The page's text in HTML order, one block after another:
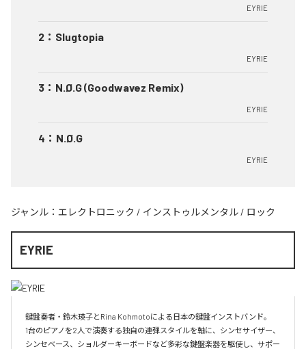
EYRIE
2 ： Slugtopia
EYRIE
3 ： N.Ø.G (Goodwavez Remix)
EYRIE
4 ： N.Ø.G
EYRIE
ジャンル： エレクトロニック / インストゥルメンタル / ロック
EYRIE
鍵盤奏者・鈴木瑛子とRina Kohmotoによる日本の鍵盤インストバンド。
1台のピアノを2人で演奏する独自の連弾スタイルを軸に、シンセサイザー、
シンセベース、ショルダーキーボードなど多彩な鍵盤楽器を駆使し、サポー